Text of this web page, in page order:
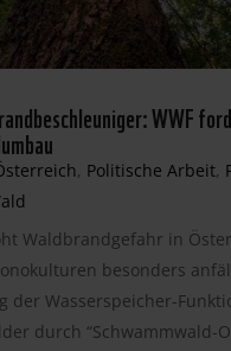
WWF
, Politische Arbeit,
Waldbrandgefahr in
besonders
der Wasserspeicher-
durch “Schwammwald-